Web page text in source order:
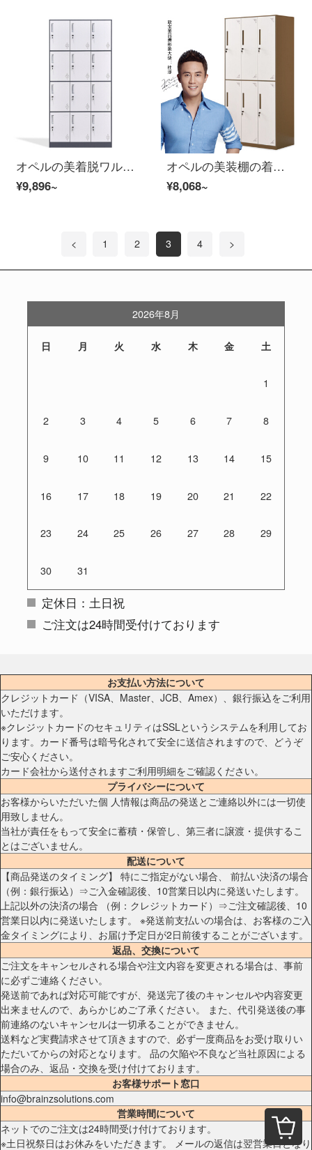
オペルの美着脱ワルドロッブ浴室の収納ロッカーの社員寮十二門ワルドロッブ1850*900*500
¥9,896~
オペルの美装棚の着脱ワルボロロッカー茶色六ドアワルドロッブブ
¥8,068~
< 1 2 3 4 >
2026年8月
日 月 火 水 木 金 土
1
2 3 4 5 6 7 8
9 10 11 12 13 14 15
16 17 18 19 20 21 22
23 24 25 26 27 28 29
30 31
定休日：土日祝
ご注文は24時間受付けております
お支払い方法について
クレジットカード（VISA、Master、JCB、Amex）、銀行振込をご利用
いただけます。
※クレジットカードのセキュリティはSSLというシステムを利用してお
ります。カード番号は暗号化されて安全に送信されますので、どうぞ
ご安心ください。
カード会社から送付されますご利用明細をご確認ください。
プライバシーについて
お客様からいただいた個 人情報は商品の発送とご連絡以外には一切使
用致しません。
当社が責任をもって安全に蓄積・保管し、第三者に譲渡・提供するこ
とはございません。
配送について
【商品発送のタイミング】 特にご指定がない場合、 前払い決済の場合
（例：銀行振込）⇒ご入金確認後、10営業日以内に発送いたします。
上記以外の決済の場合 （例：クレジットカード）⇒ご注文確認後、10
営業日以内に発送いたします。 ※発送前支払いの場合は、お客様のご入
金タイミングにより、お届け予定日が2日前後することがございます。
返品、交換について
ご注文をキャンセルされる場合や注文内容を変更される場合は、事前
に必ずご連絡ください。
発送前であれば対応可能ですが、発送完了後のキャンセルや内容変更
出来ませんので、あらかじめご了承ください。 また、代引発送後の事
前連絡のないキャンセルは一切承ることができません。
送料など実費請求させて頂きますので、必ず一度商品をお受け取りい
ただいてからの対応となります。 品の欠陥や不良など当社原因による
場合のみ、返品・交換を受け付けております。
お客様サポート窓口
info@brainzsolutions.com
営業時間について
ネットでのご注文は24時間受け付けております。
※土日祝祭日はお休みをいただきます。 メールの返信は翌営業日となり